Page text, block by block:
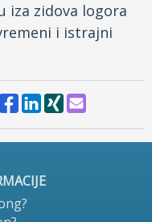
iza zidova logora
i istrajni